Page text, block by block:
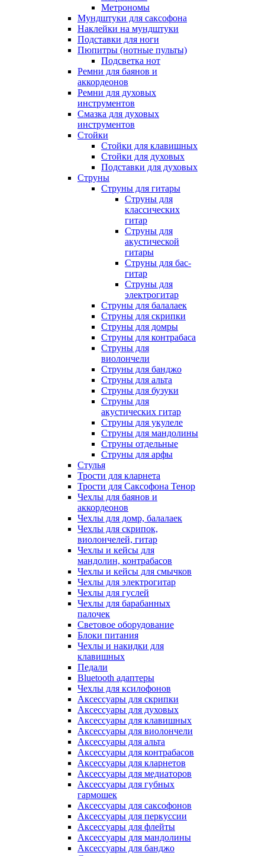
Метрономы
Мундштуки для саксофона
Наклейки на мундштуки
Подставки для ноги
Пюпитры (нотные пульты)
Подсветка нот
Ремни для баянов и
аккордеонов
Ремни для духовых
инструментов
Смазка для духовых
инструментов
Стойки
Стойки для клавишных
Стойки для духовых
Подставки для духовых
Струны
Струны для гитары
Струны для
классических
гитар
Струны для
акустической
гитары
Струны для бас-
гитар
Струны для
электрогитар
Струны для балалаек
Струны для скрипки
Струны для домры
Струны для контрабаса
Струны для
виолончели
Струны для банджо
Струны для альта
Струны для бузуки
Струны для
акустических гитар
Струны для укулеле
Струны для мандолины
Струны отдельные
Струны для арфы
Стулья
Трости для кларнета
Трости для Саксофона Тенор
Чехлы для баянов и
аккордеонов
Чехлы для домр, балалаек
Чехлы для скрипок,
виолончелей, гитар
Чехлы и кейсы для
мандолин, контрабасов
Чехлы и кейсы для смычков
Чехлы для электрогитар
Чехлы для гуслей
Чехлы для барабанных
палочек
Световое оборудование
Блоки питания
Чехлы и накидки для
клавишных
Педали
Bluetooth адаптеры
Чехлы для ксилофонов
Аксессуары для скрипки
Аксессуары для духовых
Аксессуары для клавишных
Аксессуары для виолончели
Аксессуары для альта
Аксессуары для контрабасов
Аксессуары для кларнетов
Аксессуары для медиаторов
Аксессуары для губных
гармошек
Аксессуары для саксофонов
Аксессуары для перкуссии
Аксессуары для флейты
Аксессуары для мандолины
Аксессуары для банджо